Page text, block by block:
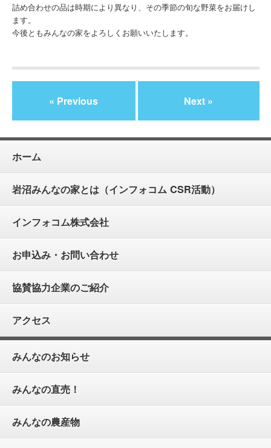
詰め合わせの品は時期により異なり、その季節の旬な野菜をお届けし
ます。
今後ともみんなの家をよろしくお願いいたします。
« Previous Next »
ホーム
岩沼みんなの家とは（インフォコム CSR活動）
インフォコム株式会社
お申込み・お問い合わせ
協賛協力企業のご紹介
アクセス
みんなのお知らせ
みんなの直売！
みんなの農産物